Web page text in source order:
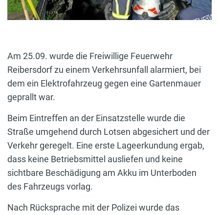
Am 25.09. wurde die Freiwillige Feuerwehr
Reibersdorf zu einem Verkehrsunfall alarmiert, bei
dem ein Elektrofahrzeug gegen eine Gartenmauer
geprallt war.
Beim Eintreffen an der Einsatzstelle wurde die
Straße umgehend durch Lotsen abgesichert und der
Verkehr geregelt. Eine erste Lageerkundung ergab,
dass keine Betriebsmittel ausliefen und keine
sichtbare Beschädigung am Akku im Unterboden
des Fahrzeugs vorlag.
Nach Rücksprache mit der Polizei wurde das